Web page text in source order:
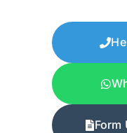
Form